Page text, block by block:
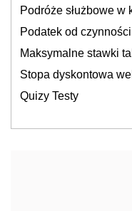
Podróże służbowe w
Podatek od
Maksymalne stawki
Stopa dyskontowa
Quizy Testy